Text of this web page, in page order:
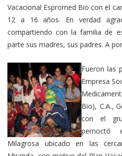
Vacacional Espromed Bio con el
12 a 16 años. En verdad
compartiendo con la familia de
parte sus madres, sus padres. A
Fueron las
Empresa
Bio), C.A.,
con el
pernoctó
Milagrosa ubicado en las